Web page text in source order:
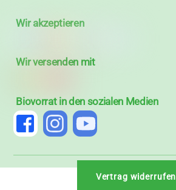
Wir akzeptieren
Wir versenden mit
Biovorrat in den sozialen Medien
Vertrag widerrufen